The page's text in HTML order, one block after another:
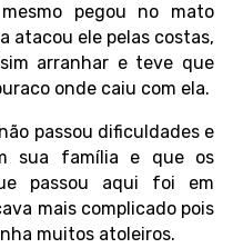
pegou no mato
atacou ele pelas costas,
arranhar e teve que
onde caiu com ela.
passou dificuldades e
sua família e que os
passou aqui foi em
mais complicado pois
muitos atoleiros.